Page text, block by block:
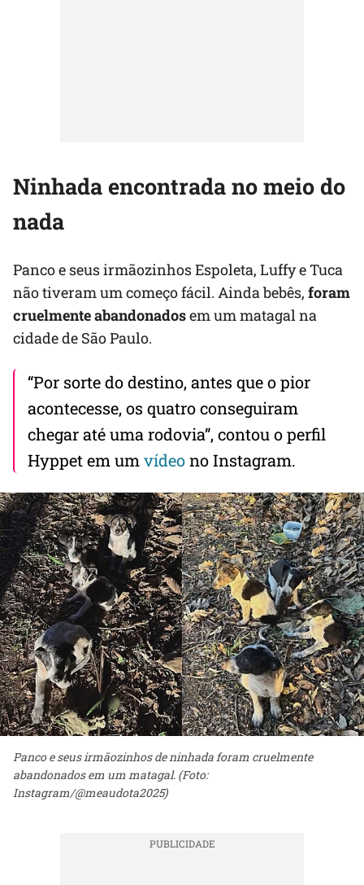
Ninhada encontrada no meio do
nada
Panco e seus irmãozinhos Espoleta, Luffy e Tuca
não tiveram um começo fácil. Ainda bebês, foram
cruelmente abandonadosem um matagal na
cidade de São Paulo.
“Por sorte do destino, antes que o pior
acontecesse, os quatro conseguiram
chegar até uma rodovia”, contou o perfil
Hyppet em umvídeono Instagram.
Panco e seus irmãozinhos de ninhada foram cruelmente
abandonados em um matagal. (Foto:
Instagram/@meaudota2025)